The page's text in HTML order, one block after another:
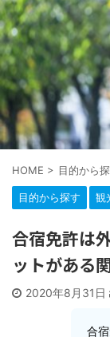
HOME > 目的から
目的から探す 観
合宿免許は
ットがある
2020年8月31日
合